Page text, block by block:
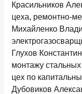
Красильников
цеха, ремонтно-
Михайленко
Глухов
монтажу
цех по
Дубовиков